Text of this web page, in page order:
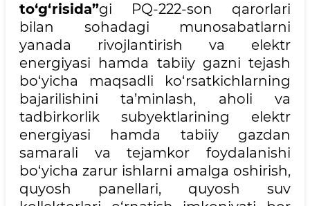
to‘g‘risida”gi PQ-222-son qarorlari
bilan sohadagi munosabatlarni
yanada rivojlantirish va elektr
energiyasi hamda tabiiy gazni tejash
bo‘yicha maqsadli ko‘rsatkichlarning
bajarilishini ta’minlash, aholi va
tadbirkorlik subyektlarining elektr
energiyasi hamda tabiiy gazdan
samarali va tejamkor foydalanishi
bo‘yicha zarur ishlarni amalga oshirish,
quyosh panellari, quyosh suv